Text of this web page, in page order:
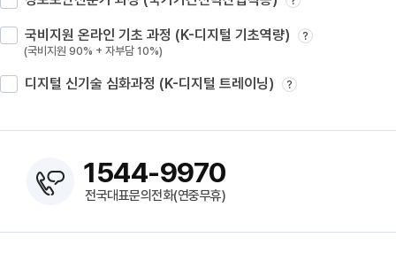
국비지원 온라인 기초 과정 (K-디지털 기초역량) ?
(국비지원 90% + 자부담 10%)
디지털 신기술 심화과정 (K-디지털 트레이닝) ?
1544-9970
전국대표문의전화(연중무휴)